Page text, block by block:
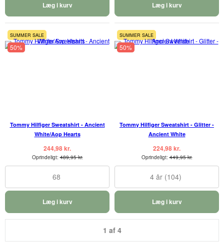
Læg i kurv Læg i kurv
SUMMER SALE
50%
Tommy Hilfiger Sweatshirt - Ancient
White/Aop Hearts
244,98 kr.
Oprindeligt:489,95 kr.
68
Læg i kurv
SUMMER SALE
50%
Tommy Hilfiger Sweatshirt - Glitter -
Ancient White
224,98 kr.
Oprindeligt:449,95 kr.
4 år (104)
Læg i kurv
1 af 4